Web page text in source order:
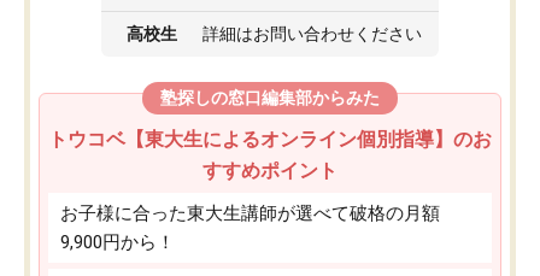
高校生 詳細はお問い合わせください
塾探しの窓口編集部からみた
トウコベ【東大生によるオンライン個別指導】のお
すすめポイント
お子様に合った東大生講師が選べて破格の月額
9,900円から！